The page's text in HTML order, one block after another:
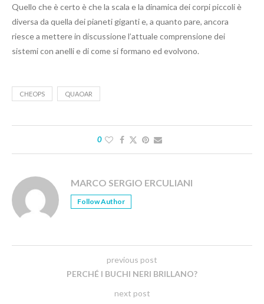
Quello che è certo è che la scala e la dinamica dei corpi piccoli è
diversa da quella dei pianeti giganti e, a quanto pare, ancora
riesce a mettere in discussione l’attuale comprensione dei
sistemi con anelli e di come si formano ed evolvono.
CHEOPS QUAOAR
0
MARCO SERGIO ERCULIANI
Follow Author
previous post
PERCHÉ I BUCHI NERI BRILLANO?
next post